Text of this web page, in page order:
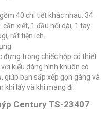
40 chi tiết khác nhau: 34
xiết, 1 đầu nối dài, 1 tay
rất tiện ích.
đựng trong chiếc hộp có thiết
kiểu dáng hình khuôn có
giúp bạn sắp xếp gọn gàng và
khi lấy và khi mang đi.
Century TS-23407